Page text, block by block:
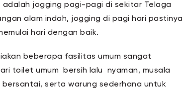
jogging pagi-pagi di sekitar Telaga
alam indah, jogging di pagi hari pastinya
hari dengan baik.
beberapa fasilitas umum sangat
toilet umum bersih lalu nyaman, musala
serta warung sederhana untuk